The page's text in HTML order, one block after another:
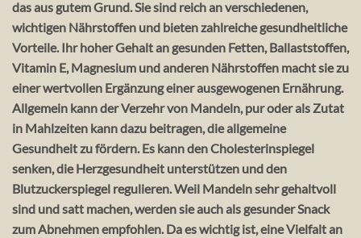
das aus gutem Grund. Sie sind reich an verschiedenen,
wichtigen Nährstoffen und bieten zahlreiche gesundheitliche
Vorteile. Ihr hoher Gehalt an gesunden Fetten, Ballaststoffen,
Vitamin E, Magnesium und anderen Nährstoffen macht sie zu
einer wertvollen Ergänzung einer ausgewogenen Ernährung.
Allgemein kann der Verzehr von Mandeln, pur oder als Zutat
in Mahlzeiten kann dazu beitragen, die allgemeine
Gesundheit zu fördern. Es kann den Cholesterinspiegel
senken, die Herzgesundheit unterstützen und den
Blutzuckerspiegel regulieren. Weil Mandeln sehr gehaltvoll
sind und satt machen, werden sie auch als gesunder Snack
zum Abnehmen empfohlen. Da es wichtig ist, eine Vielfalt an